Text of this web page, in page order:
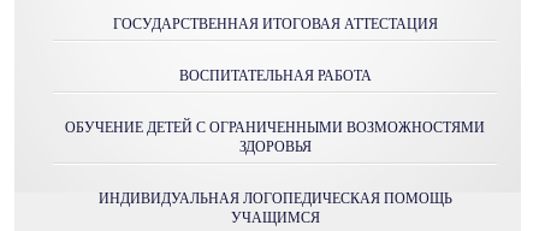
ГОСУДАРСТВЕННАЯ ИТОГОВАЯ АТТЕСТАЦИЯ
ВОСПИТАТЕЛЬНАЯ РАБОТА
ОБУЧЕНИЕ ДЕТЕЙ С ОГРАНИЧЕННЫМИ ВОЗМОЖНОСТЯМИ
ЗДОРОВЬЯ
ИНДИВИДУАЛЬНАЯ ЛОГОПЕДИЧЕСКАЯ ПОМОЩЬ
УЧАЩИМСЯ